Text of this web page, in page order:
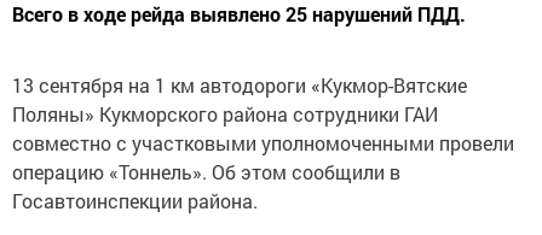
Всего в ходе рейда выявлено 25 нарушений ПДД.
13 сентября на 1 км автодороги «Кукмор-Вятские
Поляны» Кукморского района сотрудники ГАИ
совместно с участковыми уполномоченными провели
операцию «Тоннель». Об этом сообщили в
Госавтоинспекции района.